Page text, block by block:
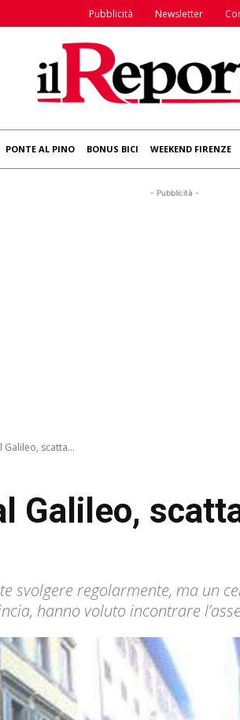
Pubblicità Newsletter
PONTE AL PINO BONUS BICI WEEKEND FIRENZE
- Pubblicità -
scatta...
Galileo,
svolgere regolarmente, ma un
hanno voluto incontrare